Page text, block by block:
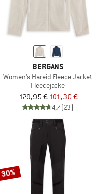
BERGANS
Women's Hareid Fleece Jacket
Fleecejacke
129,95 € 101,36 €
4,7(23)
30%